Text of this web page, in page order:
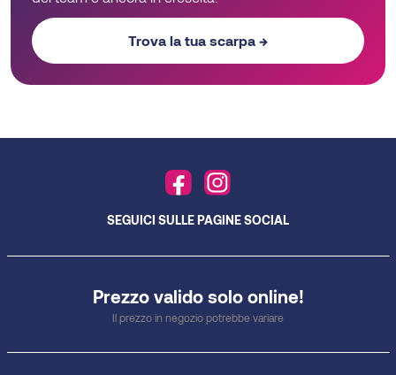
Trova la tua scarpa →
Prezzo valido solo online!
Il prezzo in negozio potrebbe variare
SEGUICI SULLE PAGINE SOCIAL